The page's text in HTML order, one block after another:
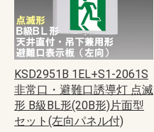
KSD2951B 1EL+S1-2061S
非常口・避難口誘導灯 点滅
形 B級BL形(20B形)片面型
セット(左向パネル付)